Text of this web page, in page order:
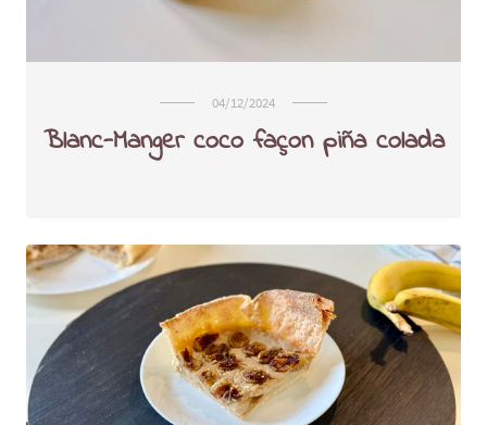
04/12/2024
Blanc-Manger coco façon piña colada